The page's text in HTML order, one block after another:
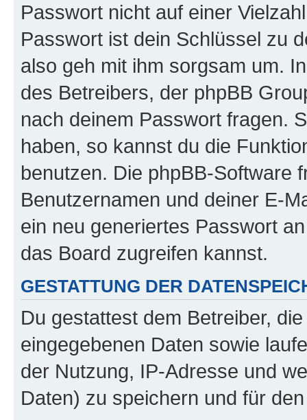
Passwort nicht auf einer
Passwort ist dein Schlüssel zu
also geh mit ihm sorgsam um.
des Betreibers, der phpBB
nach deinem Passwort fragen.
haben, so kannst du die
benutzen. Die phpBB-Software
Benutzernamen und deiner E-
ein neu generiertes Passwort
das Board zugreifen kannst.
GESTATTUNG DER
Du gestattest dem Betreiber,
eingegebenen Daten sowie
der Nutzung, IP-Adresse und
Daten) zu speichern und für